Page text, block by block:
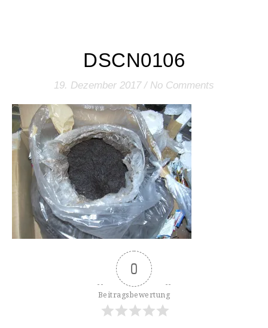
DSCN0106
19. Dezember 2017 / No Comments
0
Beitragsbewertung